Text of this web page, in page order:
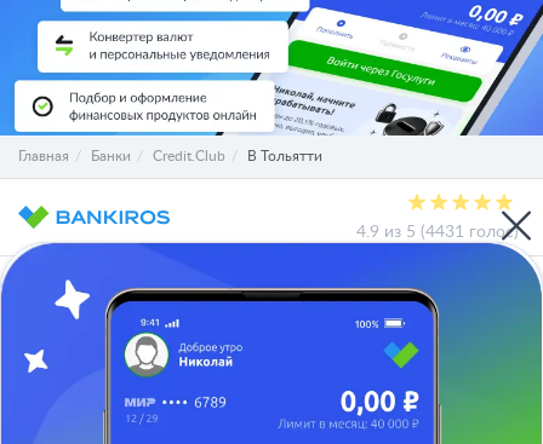
Главная Банки Credit.Club В Тольятти
4.9 из 5 (4431 голос)
О проекте СМИ о нас Авторы и эксперты
Вакансии
Реклама на сайте
Отписаться
Юридическая информация
Персональные данные